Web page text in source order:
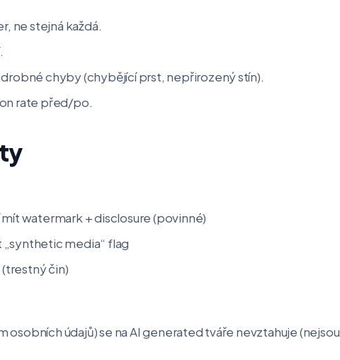
ne stejná každá.
chyby (chybějící prst, nepřirozený stín).
rate před/po.
watermark + disclosure (povinné)
media“ flag
čin)
osobních údajů) se na AI generated tváře nevztahuje (nejsou